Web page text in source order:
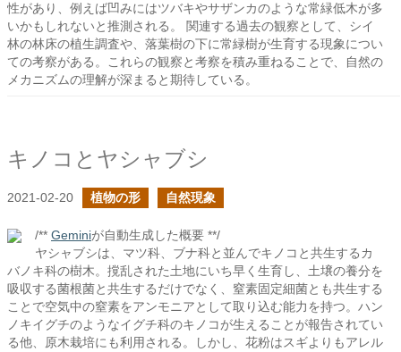
性があり、例えば凹みにはツバキやサザンカのような常緑低木が多
いかもしれないと推測される。 関連する過去の観察として、シイ
林の林床の植生調査や、落葉樹の下に常緑樹が生育する現象につい
ての考察がある。これらの観察と考察を積み重ねることで、自然の
メカニズムの理解が深まると期待している。
キノコとヤシャブシ
2021-02-20 植物の形 自然現象
/** Geminiが自動生成した概要 **/
ヤシャブシは、マツ科、ブナ科と並んでキノコと共生するカ
バノキ科の樹木。撹乱された土地にいち早く生育し、土壌の養分を
吸収する菌根菌と共生するだけでなく、窒素固定細菌とも共生する
ことで空気中の窒素をアンモニアとして取り込む能力を持つ。ハン
ノキイグチのようなイグチ科のキノコが生えることが報告されてい
る他、原木栽培にも利用される。しかし、花粉はスギよりもアレル